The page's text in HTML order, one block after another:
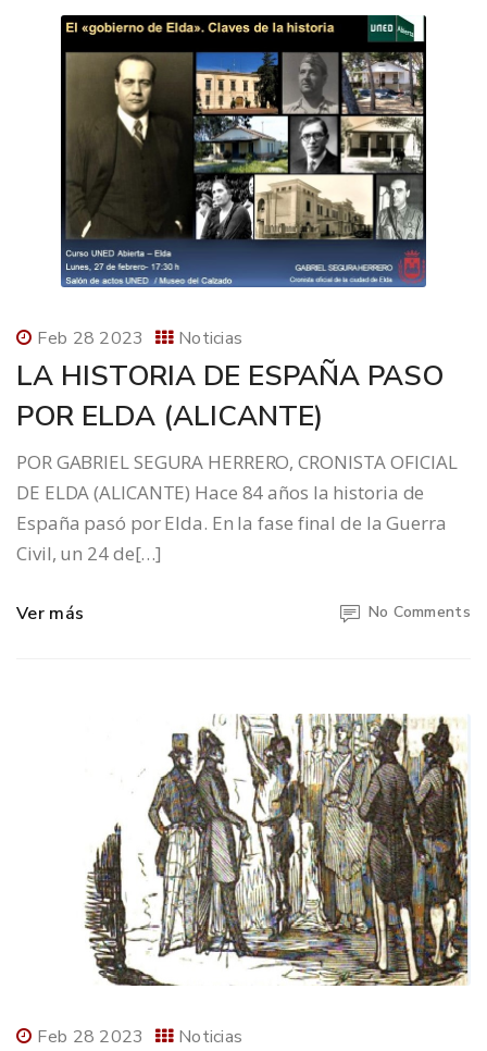
Feb 28 2023 Noticias
LA HISTORIA DE ESPAÑA PASO
POR ELDA (ALICANTE)
POR GABRIEL SEGURA HERRERO, CRONISTA OFICIAL
DE ELDA (ALICANTE) Hace 84 años la historia de
España pasó por Elda. En la fase final de la Guerra
Civil, un 24 de[…]
Ver más No Comments
Feb 28 2023 Noticias